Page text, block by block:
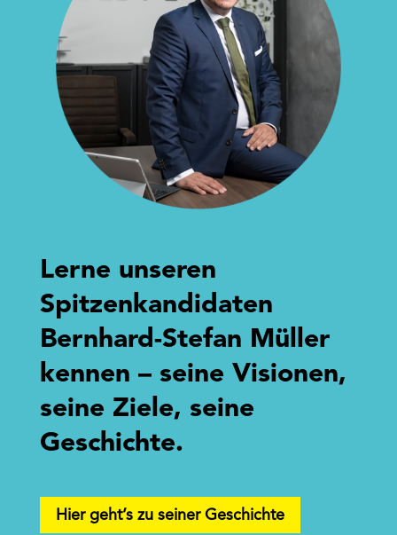
Lerne unseren
Spitzenkandidaten
Bernhard-Stefan Müller
kennen – seine Visionen,
seine Ziele, seine
Geschichte.
Hier geht’s zu seiner Geschichte